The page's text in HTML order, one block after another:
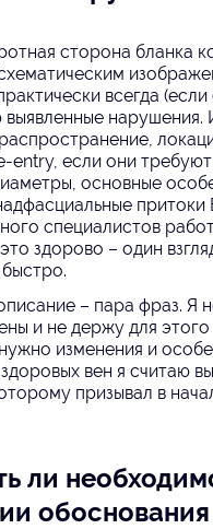
сторона бланка
всегда (если
нарушения.
entry, если они
основные
специалистов
здорово – один
– пара фраз. Я
и не держу для
изменения и
вен я считаю
призывал в
ли
обоснования